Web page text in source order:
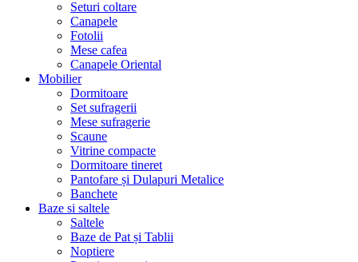
Seturi coltare
Canapele
Fotolii
Mese cafea
Canapele Oriental
Mobilier
Dormitoare
Set sufragerii
Mese sufragerie
Scaune
Vitrine compacte
Dormitoare tineret
Pantofare și Dulapuri Metalice
Banchete
Baze si saltele
Saltele
Baze de Pat și Tablii
Noptiere